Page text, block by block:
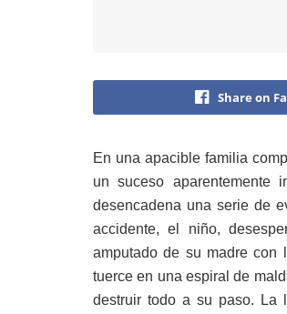
Share on
En una apacible familia
un suceso aparentemente
desencadena una serie de
accidente, el niño,
amputado de su madre con
tuerce en una espiral de
destruir todo a su paso. La